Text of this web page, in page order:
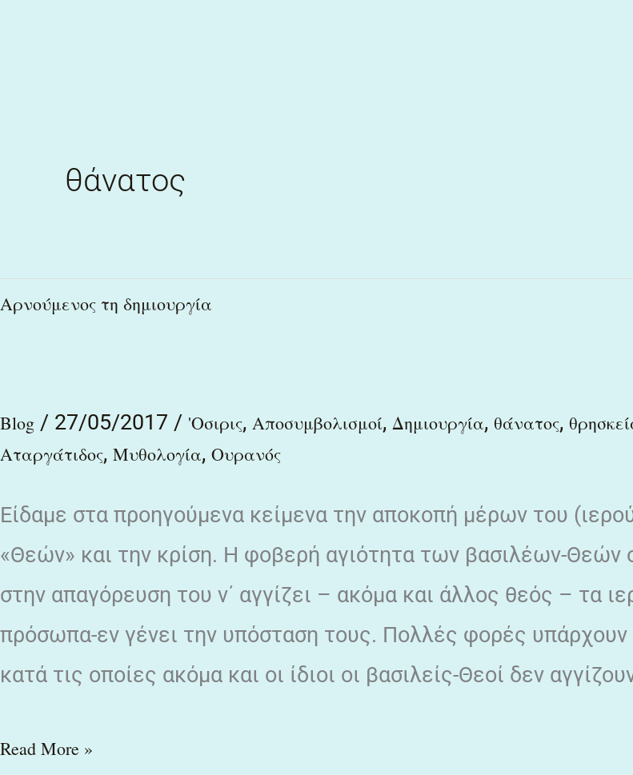
θάνατος
Αρνούμενος τη δημιουργία
Blog / 27/05/2017 / 'Οσιρις, Αποσυμβολισμοί, Δημιουργία, θάνατος,
Αταργάτιδος, Μυθολογία, Ουρανός
Είδαμε στα προηγούμενα κείμενα την αποκοπή μέρων του
«Θεών» και την κρίση. Η φοβερή αγιότητα των βασιλέων-Θεών
στην απαγόρευση του ν΄ αγγίζει – ακόμα και άλλος θεός – τα
πρόσωπα-εν γένει την υπόσταση τους. Πολλές φορές
κατά τις οποίες ακόμα και οι ίδιοι οι βασιλείς-Θεοί δεν
Αρνούμενος
Read More »